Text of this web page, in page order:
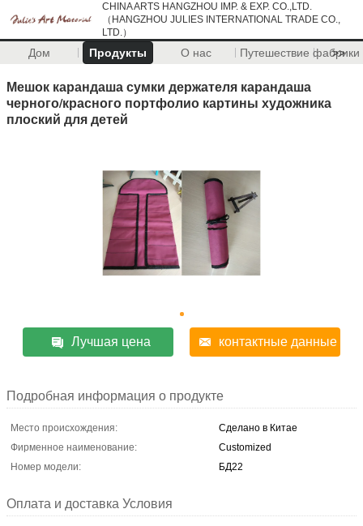
CHINA ARTS HANGZHOU IMP. & EXP. CO.,LTD.
（HANGZHOU JULIES INTERNATIONAL TRADE CO.,
LTD.）
Дом Продукты О нас Путешествие фабрики
>>
Мешок карандаша сумки держателя карандаша
черного/красного портфолио картины художника
плоский для детей
Лучшая цена контактные данные
Подробная информация о продукте
Место происхождения:
Сделано в Китае
Фирменное наименование:
Customized
Номер модели:
БД22
Оплата и доставка Условия